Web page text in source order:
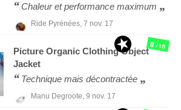
Chaleur et performance maximum
Ride Pyrénées, 7 nov. 17
Picture Organic Clothing Object
Jacket
Technique mais décontractée
Manu Degroote, 9 nov. 17
8/10